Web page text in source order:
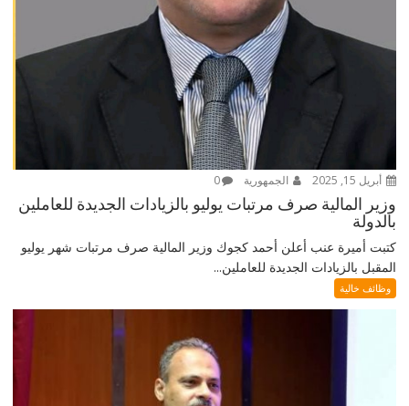
أبريل 15, 2025 الجمهورية 0
وزير المالية صرف مرتبات يوليو بالزيادات الجديدة للعاملين
بالدولة
كتبت أميرة عنب أعلن أحمد كجوك وزير المالية صرف مرتبات شهر يوليو
المقبل بالزيادات الجديدة للعاملين...
وظائف خالية